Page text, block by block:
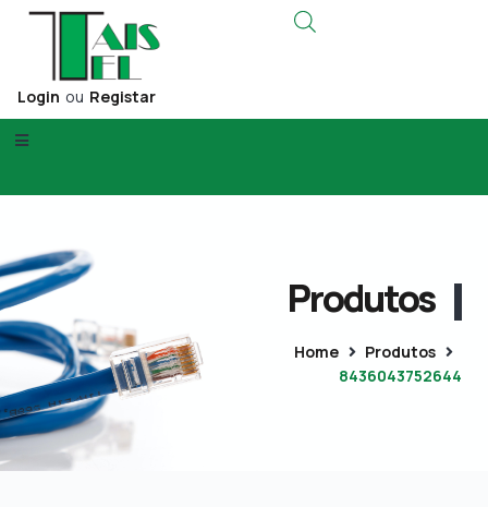
Login ou Registar
Produtos
Home
Produtos
8436043752644